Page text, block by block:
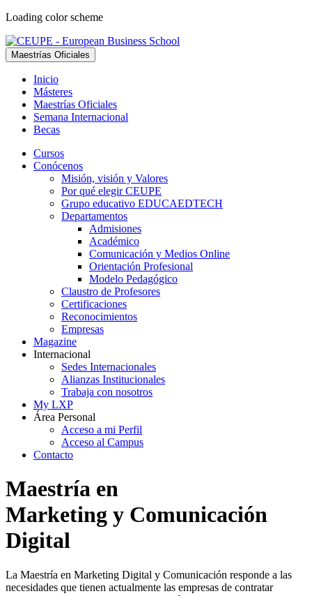
Loading color scheme
Maestrías Oficiales
Inicio
Másteres
Maestrías Oficiales
Semana Internacional
Becas
Cursos
Conócenos
Misión, visión y Valores
Por qué elegir CEUPE
Grupo educativo EDUCAEDTECH
Departamentos
Admisiones
Académico
Comunicación y Medios Online
Orientación Profesional
Modelo Pedagógico
Claustro de Profesores
Certificaciones
Reconocimientos
Empresas
Magazine
Internacional
Sedes Internacionales
Alianzas Institucionales
Trabaja con nosotros
My LXP
Área Personal
Acceso a mi Perfil
Acceso al Campus
Contacto
Maestría en
Marketing y Comunicación
Digital
La Maestría en Marketing Digital y Comunicación responde a las
necesidades que tienen actualmente las empresas de contratar